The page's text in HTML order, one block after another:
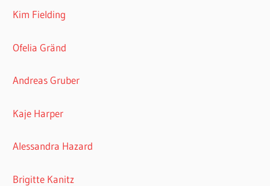
Kim Fielding
Ofelia Gränd
Andreas Gruber
Kaje Harper
Alessandra Hazard
Brigitte Kanitz